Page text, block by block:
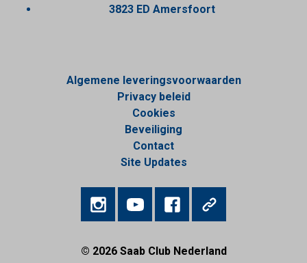
3823 ED Amersfoort
Algemene leveringsvoorwaarden
Privacy beleid
Cookies
Beveiliging
Contact
Site Updates
© 2026Saab Club Nederland